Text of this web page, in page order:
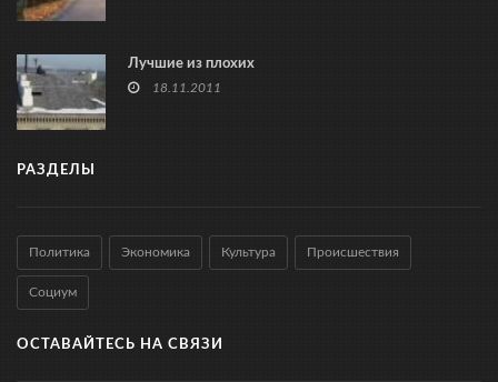
Лучшие из плохих
18.11.2011
РАЗДЕЛЫ
Политика Экономика Культура Происшествия
Социум
ОСТАВАЙТЕСЬ НА СВЯЗИ